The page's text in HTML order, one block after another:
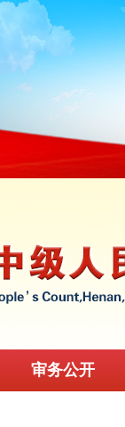
审务公开